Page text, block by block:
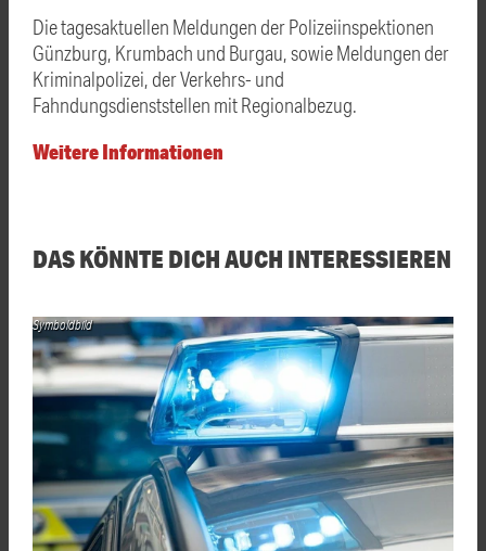
Die tagesaktuellen Meldungen der Polizeiinspektionen
Günzburg, Krumbach und Burgau, sowie Meldungen der
Kriminalpolizei, der Verkehrs- und
Fahndungsdienststellen mit Regionalbezug.
Weitere Informationen
DAS KÖNNTE DICH AUCH INTERESSIEREN
Symboldbild